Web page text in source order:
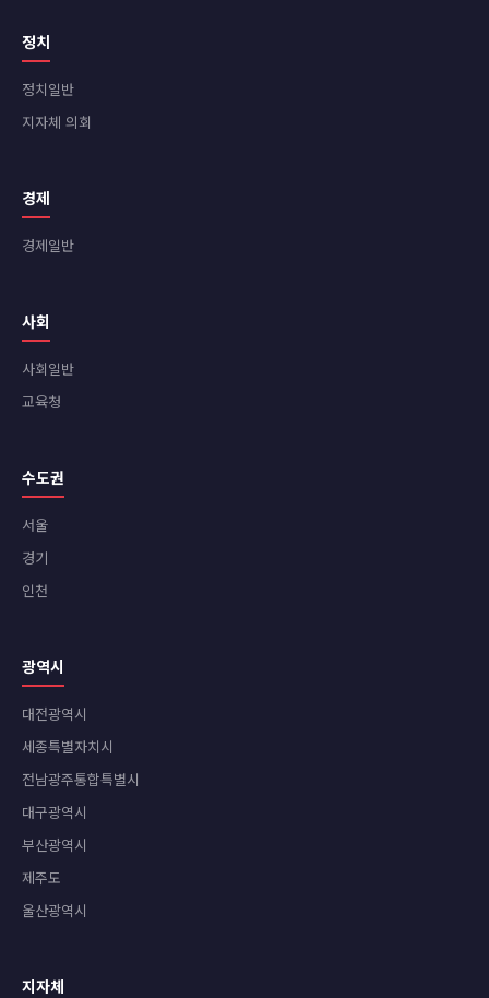
정치
정치일반
지자체 의회
경제
경제일반
사회
사회일반
교육청
수도권
서울
경기
인천
광역시
대전광역시
세종특별자치시
전남광주통합특별시
대구광역시
부산광역시
제주도
울산광역시
지자체